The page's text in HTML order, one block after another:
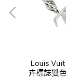
Louis
卉標誌雙